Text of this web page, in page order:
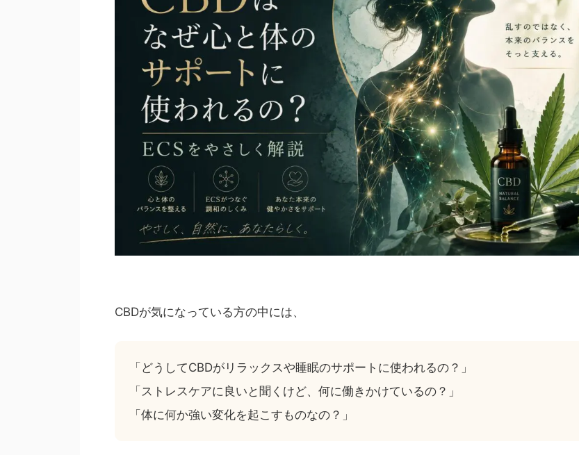
CBDが気になっている方の中には、
「どうしてCBDがリラックスや睡眠のサポートに使われるの？」
「ストレスケアに良いと聞くけど、何に働きかけているの？」
「体に何か強い変化を起こすものなの？」